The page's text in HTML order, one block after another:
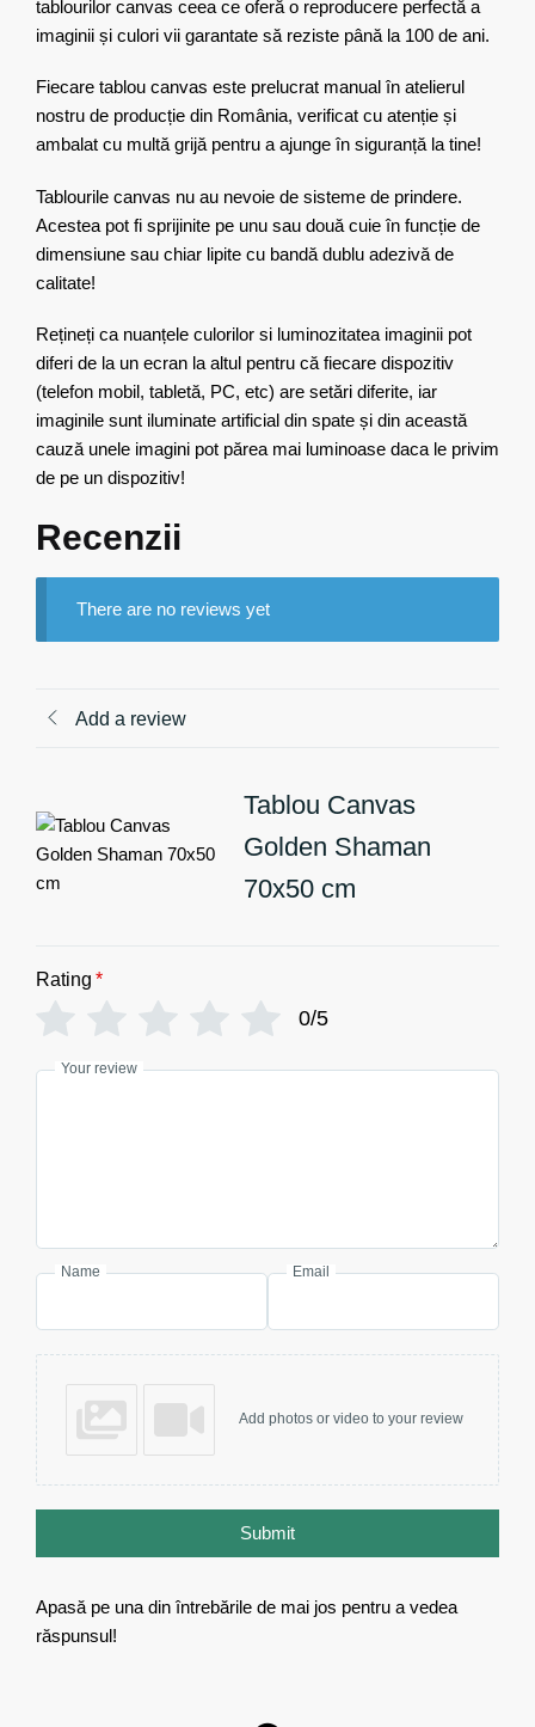
tablourilor canvas ceea ce oferă o reproducere perfectă a
imaginii și culori vii garantate să reziste până la 100 de ani.
Fiecare tablou canvas este prelucrat manual în atelierul
nostru de producție din România, verificat cu atenție și
ambalat cu multă grijă pentru a ajunge în siguranță la tine!
Tablourile canvas nu au nevoie de sisteme de prindere.
Acestea pot fi sprijinite pe unu sau două cuie în funcție de
dimensiune sau chiar lipite cu bandă dublu adezivă de
calitate!
Rețineți ca nuanțele culorilor si luminozitatea imaginii pot
diferi de la un ecran la altul pentru că fiecare dispozitiv
(telefon mobil, tabletă, PC, etc) are setări diferite, iar
imaginile sunt iluminate artificial din spate și din această
cauză unele imagini pot părea mai luminoase daca le privim
de pe un dispozitiv!
Recenzii
There are no reviews yet
Add a review
Tablou Canvas
Golden Shaman
70x50 cm
Rating *
0/5
Your review
Name Email
Add photos or video to your review
Submit
Apasă pe una din întrebările de mai jos pentru a vedea
răspunsul!